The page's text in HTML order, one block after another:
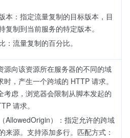
本：指定流量复制的目标版本，目
复制到当前服务的特定版本。
：流量复制的百分比。
源向该资源所在服务器的不同的域
时，产生一个跨域的 HTTP 请求。
考虑，浏览器会限制从脚本发起的
请求。
AllowedOrigin）：指定允许的跨域
来源。支持添加多行。匹配方式：